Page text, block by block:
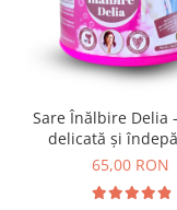
Sare Înălbire Delia
delicată și
eficientă a petelor
65,00 RON